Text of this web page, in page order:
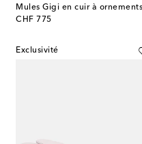
Mules Gigi en cuir à ornements
CHF 775
original price
Exclusivité